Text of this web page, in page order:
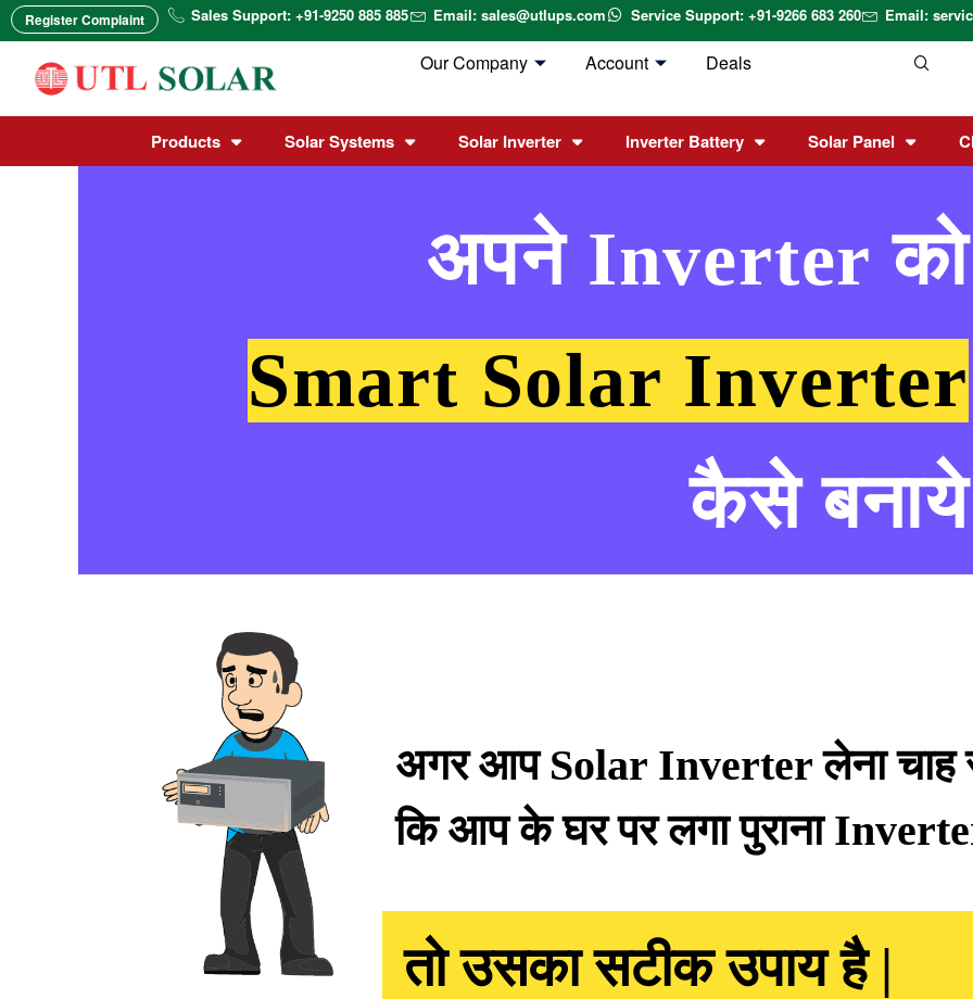
Skip
to
Register Complaint Sales Support: +91-9250 885 885 Email: sales@utlups.com Service Support: +91-9266 683 260 Email:
Our Company Account Deals
Products Solar Systems Solar Inverter Inverter Battery Solar Panel
अपने Inverter को
Smart Solar Inverter
कैसे बनाये
अगर आप Solar Inverter लेना चाह
कि आप के घर पर लगा पुराना
तो उसका सटीक उपाय है |